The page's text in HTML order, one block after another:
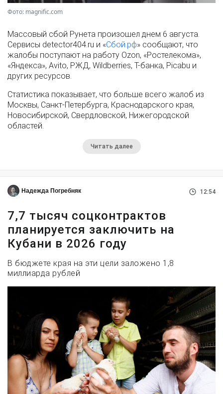
Фото: magnific.com
Массовый сбой Рунета произошел днем 6 августа.
Сервисы detector404.ru и «Сбой.рф» сообщают, что
жалобы поступают на работу Ozon, «Ростелекома»,
«Яндекса», Avito, РЖД, Wildberries, Т-банка, Picabu и
других ресурсов.
Статистика показывает, что больше всего жалоб из
Москвы, Санкт-Петербурга, Краснодарского края,
Новосибирской, Свердловской, Нижегородской
областей.
Читать далее
Надежда Погребняк 12:54
7,7 тысяч соцконтрактов
планируется заключить на
Кубани в 2026 году
В бюджете края на эти цели заложено 1,8
миллиарда рублей